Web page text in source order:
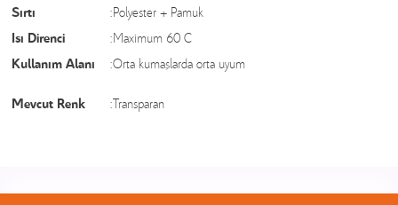
Sırtı
:Polyester + Pamuk
Isı Direnci
:Maximum 60 C
Kullanım Alanı
:Orta kumaşlarda orta uyum
Mevcut Renk :Transparan